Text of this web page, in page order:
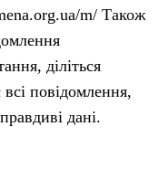
m/ Також
діліться
повідомлення,
дані.